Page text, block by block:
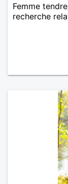
Femme
recherche